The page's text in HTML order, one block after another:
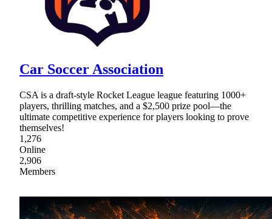
Car Soccer Association
CSA is a draft-style Rocket League league featuring 1000+
players, thrilling matches, and a $2,500 prize pool—the
ultimate competitive experience for players looking to prove
themselves!
1,276
Online
2,906
Members